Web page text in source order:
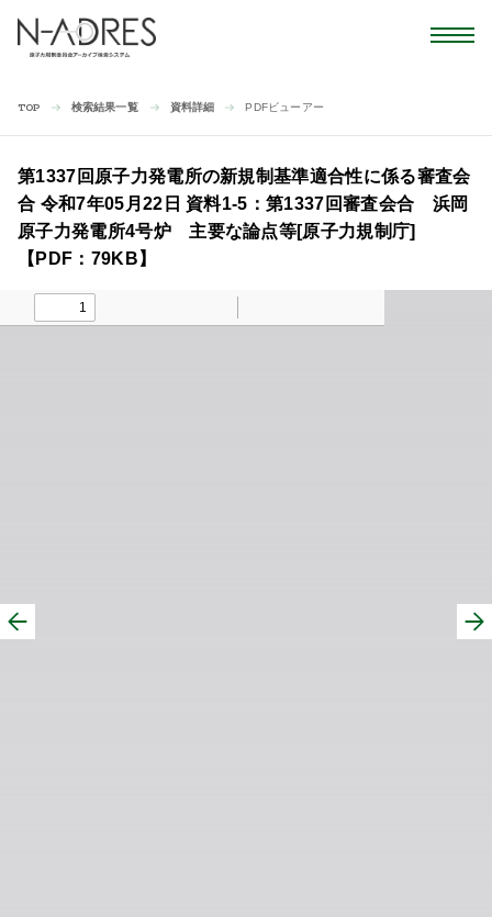
TOP 検索結果一覧 資料詳細 PDFビューアー
第1337回原子力発電所の新規制基準適合性に係る審査会
合 令和7年05月22日 資料1-5：第1337回審査会合 浜岡
原子力発電所4号炉 主要な論点等[原子力規制庁]
【PDF：79KB】